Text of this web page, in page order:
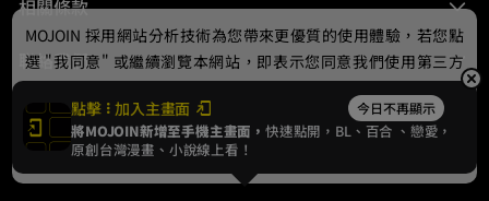
相關條款
聯絡我們
© 2024 gamania Digital Entertainment Co., Ltd.
點擊 加入主畫面 今日不再顯示
將MOJOIN新增至手機主畫面，快速點開，BL、 百合 、戀愛，
原創台灣漫畫、小說線上看！
MOJOIN 採用網站分析技術為您帶來更優質的使用體驗，若您點
選 "我同意" 或繼續瀏覽本網站，即表示您同意我們使用第三方
Cookie，欲瞭解更多資訊請見隱私權政策。
我同意